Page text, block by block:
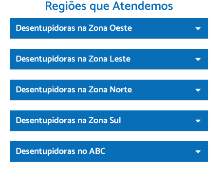
Regiões que Atendemos
Desentupidoras na Zona Oeste
Desentupidoras na Zona Leste
Desentupidoras na Zona Norte
Desentupidoras na Zona Sul
Desentupidoras no ABC